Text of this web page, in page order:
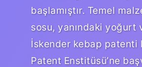
başlamıştır. Temel
sosu, yanındaki yoğurt
İskender kebap patenti
Patent Enstitüsü’ne